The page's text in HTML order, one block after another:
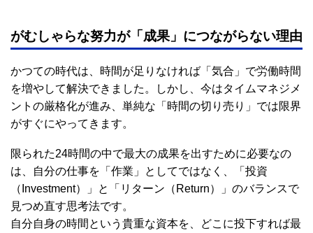
がむしゃらな努力が「成果」につながらない理由
かつての時代は、時間が足りなければ「気合」で労働時間
を増やして解決できました。しかし、今はタイムマネジメ
ントの厳格化が進み、単純な「時間の切り売り」では限界
がすぐにやってきます。
限られた24時間の中で最大の成果を出すために必要なの
は、自分の仕事を「作業」としてではなく、「投資
（Investment）」と「リターン（Return）」のバランスで
見つめ直す思考法です。
自分自身の時間という貴重な資本を、どこに投下すれば最